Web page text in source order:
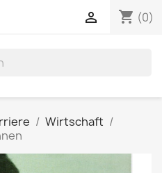
shopping_cart (0)

Wirtschaft